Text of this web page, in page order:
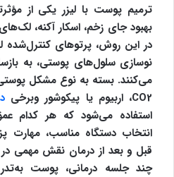
ترمیم پوست با لیزر یکی از
بهبود جای زخم، اسکار آکنه،
در این روش، پرتوهای کنترل‌شده
نوسازی سلول‌های پوستی، به
می‌کنند. بسته به نوع مشکل پوستی،
CO2، اربیوم یا پیکوشور وبرخی
استفاده می‌شود که هر کدام
انتخاب دستگاه مناسب، مهارت
قبل و بعد از درمان نقش مهمی در
چند جلسه درمانی، پوست